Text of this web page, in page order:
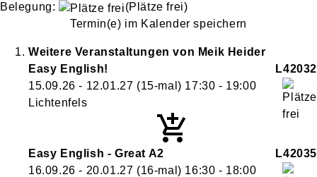
Belegung:
(Plätze frei)
Termin(e) im Kalender speichern
Weitere Veranstaltungen von Meik Heider
Easy English!
L42032
15.09.26 - 12.01.27 (15-mal) 17:30 - 19:00
Lichtenfels
Easy English - Great A2
L42035
16.09.26 - 20.01.27 (16-mal) 16:30 - 18:00